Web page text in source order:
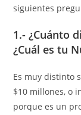
siguientes
1.- ¿Cuánto
¿Cuál es tu
Es muy distinto
$10 millones, o
porque es un